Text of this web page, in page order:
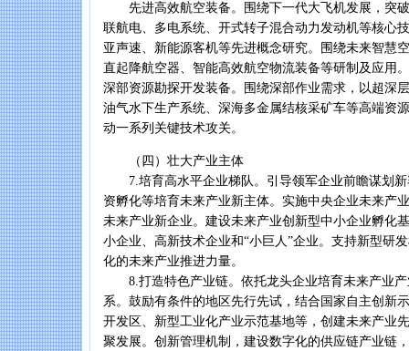
先进高效航空装备。围绕下一代大飞机发展，突破
联航电、多电系统、开式转子混合动力发动机等核心
亚声速、新能源客机等先进概念研究。围绕未来智慧
直起降航空器、智能高效航空物流装备等研制及应用。
深部资源勘探开发装备。围绕深部作业需求，以超深
油气水下生产系统、深海多金属结核采矿车等高端资
动一系列关键技术攻关。
（四）壮大产业主体
7.培育高水平企业梯队。引导领军企业前瞻谋划新
资孵化等培育未来产业新主体。实施中央企业未来产
未来产业新企业。建设未来产业创新型中小企业孵化
小企业、高新技术企业和“小巨人”企业。支持新型研
化的未来产业推进力量。
8.打造特色产业链。依托龙头企业培育未来产业产
系。鼓励有条件的地区先行先试，结合国家自主创新
开发区、新型工业化产业示范基地等，创建未来产业
聚发展。创新管理机制，建设数字化的供应链产业链